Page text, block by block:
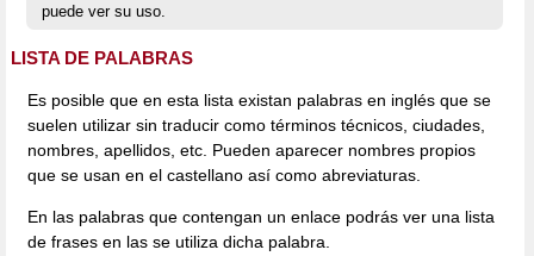
puede ver su uso.
LISTA DE PALABRAS
Es posible que en esta lista existan palabras en inglés que se
suelen utilizar sin traducir como términos técnicos, ciudades,
nombres, apellidos, etc. Pueden aparecer nombres propios
que se usan en el castellano así como abreviaturas.
En las palabras que contengan un enlace podrás ver una lista
de frases en las se utiliza dicha palabra.